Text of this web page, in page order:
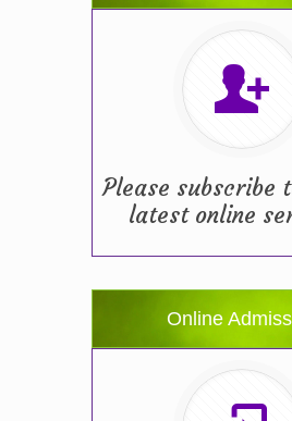
Please subscribe
latest online
Online